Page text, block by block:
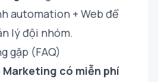
automation + Web để
lý đội nhóm.
gặp (FAQ)
Marketing có miễn phí